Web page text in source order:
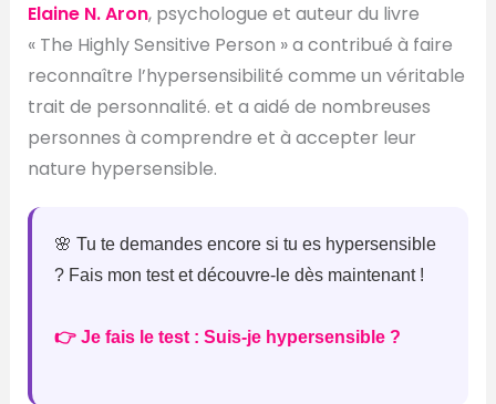
Elaine N. Aron, psychologue et auteur du livre
« The Highly Sensitive Person » a contribué à faire
reconnaître l’hypersensibilité comme un véritable
trait de personnalité. et a aidé de nombreuses
personnes à comprendre et à accepter leur
nature hypersensible.
🌸 Tu te demandes encore si tu es hypersensible
? Fais mon test et découvre-le dès maintenant !
👉 Je fais le test : Suis-je hypersensible ?